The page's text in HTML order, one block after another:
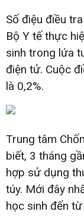
Số điệu điều
Bộ Y tế thực
sinh trong lứa
điện tử. Cuộc
là 0,2%.
Trung tâm
biết, 3 tháng
hợp sử dụng
túy. Mới đây
học sinh đến từ